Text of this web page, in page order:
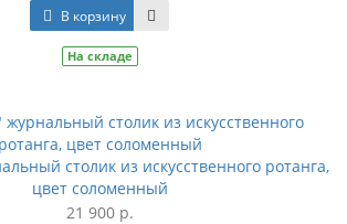
В корзину
На складе
столик из искусственного ротанга,
цвет соломенный
21 900 р.